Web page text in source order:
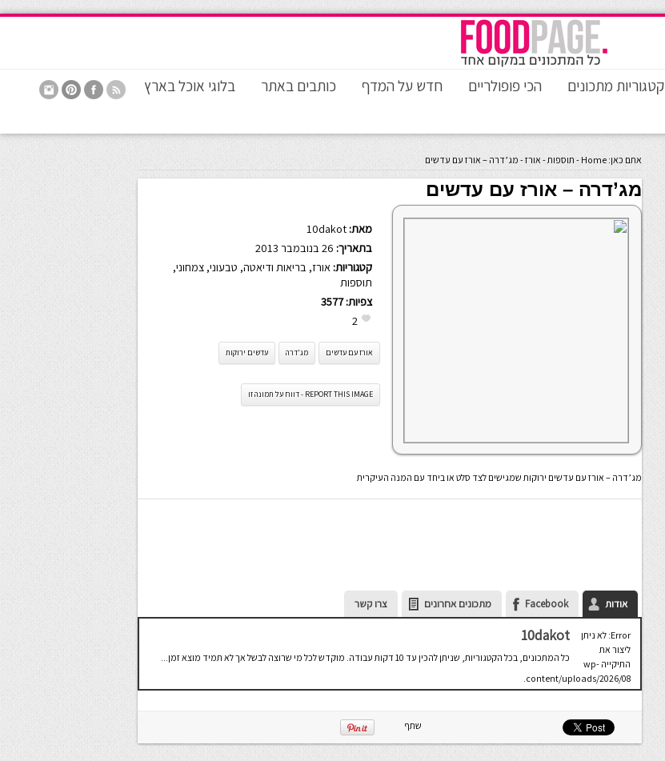
קטגוריות מתכונים הכי פופולריים חדש על המדף כותבים באתר בלוגי אוכל בארץ
אתם כאן: Home
- תוספות-אורז- מג’דרה – אורז עם עדשים
מג’דרה – אורז עם עדשים
מאת: 10dakot
בתאריך:
קטגוריות: אורז, בריאות ודיאטה, טבעוני, צמחוני,
תוספות
צפיות:3577
2
אורז עם עדשים מג'דרה עדשים ירוקות
REPORT THIS IMAGE - דווח על תמונה זו
מג’דרה – אורז עם עדשים ירוקות שמגישים לצד סלט או ביחד עם המנה העיקרית
אודות Facebook מתכונים אחרונים צרו קשר
Error: לא ניתן
ליצור את
התיקייה wp-
content/uploads/2026/08.
יש לבדוק
שלה ניתנת
לכתיבה.
10dakot
כל המתכונים, בכל הקטגוריות, שניתן להכין עד 10 דקות עבודה. מוקדש לכל מי שרוצה לבשל אך לא תמיד מוצא זמן...
שתף